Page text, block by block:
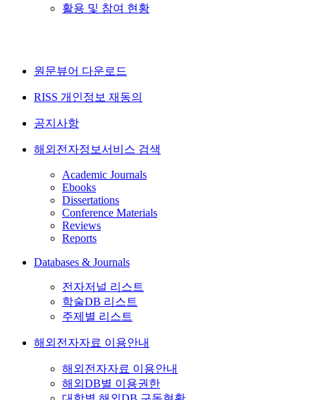
활용 및 참여 현황
원문뷰어 다운로드
RISS 개인정보 재동의
공지사항
해외전자정보서비스 검색
Academic Journals
Ebooks
Dissertations
Conference Materials
Reviews
Reports
Databases & Journals
전자저널 리스트
학술DB 리스트
주제별 리스트
해외전자자료 이용안내
해외전자자료 이용안내
해외DB별 이용권한